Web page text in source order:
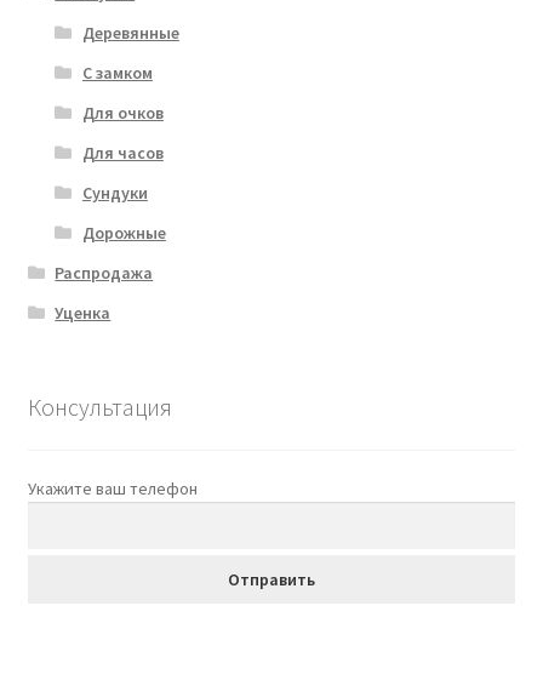
Деревянные
С замком
Для очков
Для часов
Сундуки
Дорожные
Распродажа
Уценка
Консультация
Укажите ваш телефон